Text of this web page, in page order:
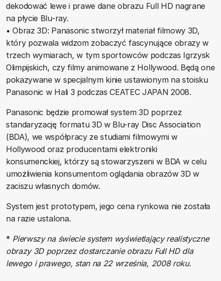
dekodować lewe i prawe dane obrazu Full HD nagrane
na płycie Blu-ray.
• Obraz 3D: Panasonic stworzył materiał filmowy 3D,
który pozwala widzom zobaczyć fascynujące obrazy w
trzech wymiarach, w tym sportowców podczas Igrzysk
Olimpijskich, czy filmy animowane z Hollywood. Będą one
pokazywane w specjalnym kinie ustawionym na stoisku
Panasonic w Hali 3 podczas CEATEC JAPAN 2008.
Panasonic będzie promował system 3D poprzez
standaryzację formatu 3D w Blu-ray Disc Association
(BDA), we współpracy ze studiami filmowymi w
Hollywood oraz producentami elektroniki
konsumenckiej, którzy są stowarzyszeni w BDA w celu
umożliwienia konsumentom oglądania obrazów 3D w
zaciszu własnych domów.
System jest prototypem, jego cena rynkowa nie została
na razie ustalona.
* Pierwszy na świecie system wyświetlający realistyczne
obrazy 3D poprzez dostarczanie obrazu Full HD dla
lewego i prawego, stan na 22 września, 2008 roku.